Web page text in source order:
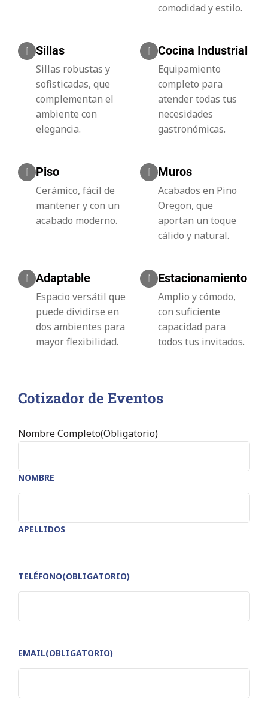
comodidad y estilo.
Sillas
Sillas robustas y
sofisticadas, que
complementan el
ambiente con
elegancia.
Cocina Industrial
Equipamiento
completo para
atender todas tus
necesidades
gastronómicas.
Piso
Cerámico, fácil de
mantener y con un
acabado moderno.
Muros
Acabados en Pino
Oregon, que
aportan un toque
cálido y natural.
Adaptable
Espacio versátil que
puede dividirse en
dos ambientes para
mayor flexibilidad.
Estacionamiento
Amplio y cómodo,
con suficiente
capacidad para
todos tus invitados.
Cotizador de Eventos
Nombre Completo(Obligatorio)
NOMBRE
APELLIDOS
TELÉFONO(OBLIGATORIO)
EMAIL(OBLIGATORIO)